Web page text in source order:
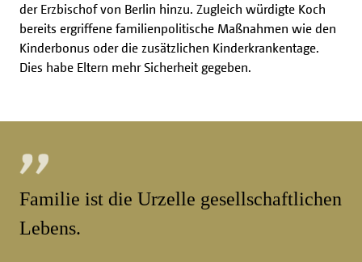
der Erzbischof von Berlin hinzu. Zugleich würdigte Koch
bereits ergriffene familienpolitische Maßnahmen wie den
Kinderbonus oder die zusätzlichen Kinderkrankentage.
Dies habe Eltern mehr Sicherheit gegeben.
Familie ist die Urzelle gesellschaftlichen
Lebens.